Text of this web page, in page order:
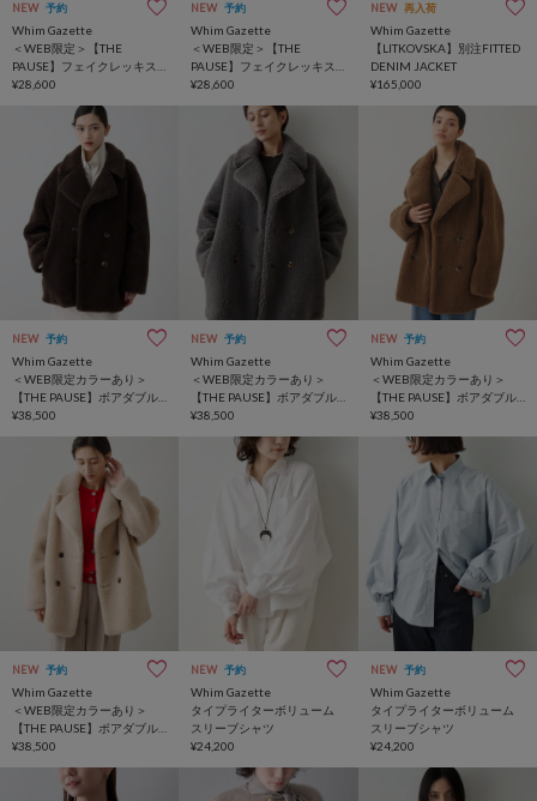
NEW 予約
Whim Gazette
＜WEB限定＞【THE
PAUSE】フェイクレッキス
フードジレ
¥28,600
NEW 予約
Whim Gazette
＜WEB限定＞【THE
PAUSE】フェイクレッキス
フードジレ
¥28,600
NEW 再入荷
Whim Gazette
【LITKOVSKA】別注FITTED
DENIM JACKET
¥165,000
NEW 予約
Whim Gazette
＜WEB限定カラーあり＞
【THE PAUSE】ボアダブル
コート
¥38,500
NEW 予約
Whim Gazette
＜WEB限定カラーあり＞
【THE PAUSE】ボアダブル
コート
¥38,500
NEW 予約
Whim Gazette
＜WEB限定カラーあり＞
【THE PAUSE】ボアダブル
コート
¥38,500
NEW 予約
Whim Gazette
＜WEB限定カラーあり＞
【THE PAUSE】ボアダブル
コート
¥38,500
NEW 予約
Whim Gazette
タイプライターボリューム
スリーブシャツ
¥24,200
NEW 予約
Whim Gazette
タイプライターボリューム
スリーブシャツ
¥24,200